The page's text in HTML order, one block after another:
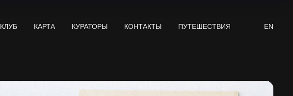
КЛУБ КАРТА КУРАТОРЫ КОНТАКТЫ ПУТЕШЕСТВИЯ EN